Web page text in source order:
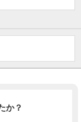
か？